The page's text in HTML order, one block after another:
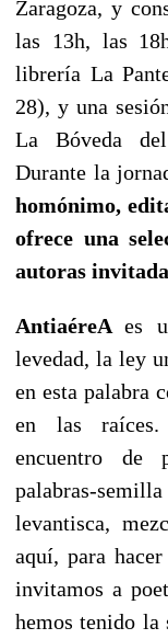
Zaragoza, y
las 13h, las
librería La
28), y una
La Bóveda
Durante la
homónimo,
ofrece una
autoras
AntiaéreAes
levedad, la ley
en esta palabra
en las raíces.
encuentro de
palabras-
levantisca,
aquí, para
invitamos a
hemos tenido la